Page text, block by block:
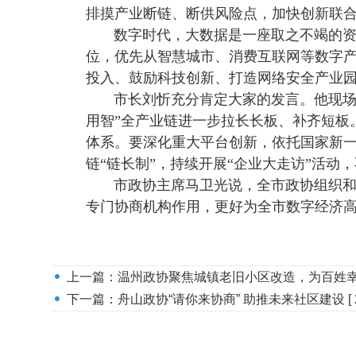
排摸产业断链、断供风险点，加快创新联
数字时代，大数据是一座取之不竭的
位，优先从智慧城市、消费互联网等数字
投入、鼓励科技创新、打造网络安全产业
市长刘忻充分肯定大家的发言。他现
用智”全产业链进一步拉长长板、补齐短
体系。要深化重大平台创新，依托国家新
链“链长制”，持续开展“企业大走访”活动
市政协主席马卫光说，全市政协组织
专门协商机构作用，更好为全市数字经济
上一篇： 温州政协聚焦城镇老旧小区改造，为百姓
下一篇： 舟山政协“请你来协商” 助推未来社区建设 [